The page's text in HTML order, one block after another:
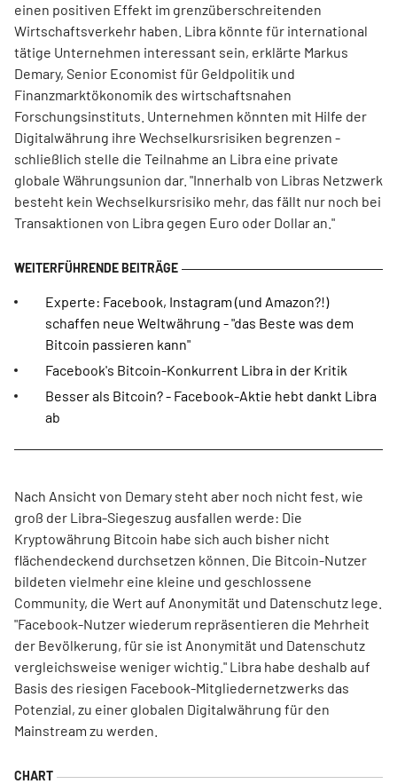
einen positiven Effekt im grenzüberschreitenden
Wirtschaftsverkehr haben. Libra könnte für international
tätige Unternehmen interessant sein, erklärte Markus
Demary, Senior Economist für Geldpolitik und
Finanzmarktökonomik des wirtschaftsnahen
Forschungsinstituts. Unternehmen könnten mit Hilfe der
Digitalwährung ihre Wechselkursrisiken begrenzen -
schließlich stelle die Teilnahme an Libra eine private
globale Währungsunion dar. "Innerhalb von Libras Netzwerk
besteht kein Wechselkursrisiko mehr, das fällt nur noch bei
Transaktionen von Libra gegen Euro oder Dollar an."
Experte: Facebook, Instagram (und Amazon?!)
schaffen neue Weltwährung - "das Beste was dem
Bitcoin passieren kann"
Facebook's Bitcoin-Konkurrent Libra in der Kritik
Besser als Bitcoin? - Facebook-Aktie hebt dankt Libra
ab
Nach Ansicht von Demary steht aber noch nicht fest, wie
groß der Libra-Siegeszug ausfallen werde: Die
Kryptowährung Bitcoin habe sich auch bisher nicht
flächendeckend durchsetzen können. Die Bitcoin-Nutzer
bildeten vielmehr eine kleine und geschlossene
Community, die Wert auf Anonymität und Datenschutz lege.
"Facebook-Nutzer wiederum repräsentieren die Mehrheit
der Bevölkerung, für sie ist Anonymität und Datenschutz
vergleichsweise weniger wichtig." Libra habe deshalb auf
Basis des riesigen Facebook-Mitgliedernetzwerks das
Potenzial, zu einer globalen Digitalwährung für den
Mainstream zu werden.